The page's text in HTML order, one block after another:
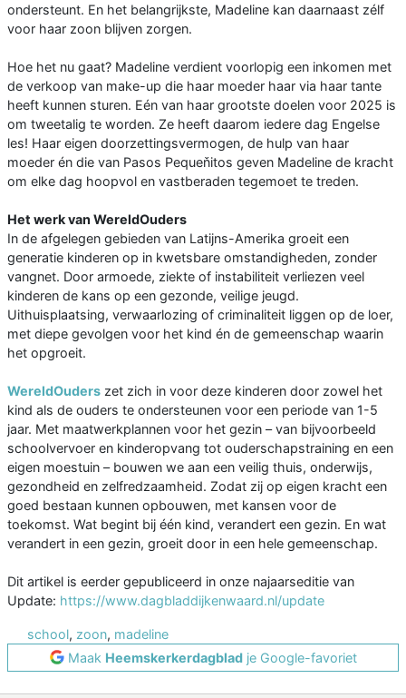
ondersteunt. En het belangrijkste, Madeline kan daarnaast zélf
voor haar zoon blijven zorgen.
Hoe het nu gaat? Madeline verdient voorlopig een inkomen met
de verkoop van make-up die haar moeder haar via haar tante
heeft kunnen sturen. Eén van haar grootste doelen voor 2025 is
om tweetalig te worden. Ze heeft daarom iedere dag Engelse
les! Haar eigen doorzettingsvermogen, de hulp van haar
moeder én die van Pasos Pequeňitos geven Madeline de kracht
om elke dag hoopvol en vastberaden tegemoet te treden.
Het werk van WereldOuders
In de afgelegen gebieden van Latijns-Amerika groeit een
generatie kinderen op in kwetsbare omstandigheden, zonder
vangnet. Door armoede, ziekte of instabiliteit verliezen veel
kinderen de kans op een gezonde, veilige jeugd.
Uithuisplaatsing, verwaarlozing of criminaliteit liggen op de loer,
met diepe gevolgen voor het kind én de gemeenschap waarin
het opgroeit.
WereldOuders zet zich in voor deze kinderen door zowel het
kind als de ouders te ondersteunen voor een periode van 1-5
jaar. Met maatwerkplannen voor het gezin – van bijvoorbeeld
schoolvervoer en kinderopvang tot ouderschapstraining en een
eigen moestuin – bouwen we aan een veilig thuis, onderwijs,
gezondheid en zelfredzaamheid. Zodat zij op eigen kracht een
goed bestaan kunnen opbouwen, met kansen voor de
toekomst. Wat begint bij één kind, verandert een gezin. En wat
verandert in een gezin, groeit door in een hele gemeenschap.
Dit artikel is eerder gepubliceerd in onze najaarseditie van
Update: https://www.dagbladdijkenwaard.nl/update
school, zoon, madeline
Maak Heemskerkerdagbladje Google-favoriet